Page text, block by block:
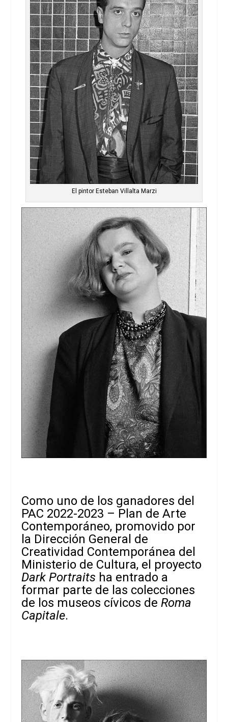
El pintor Esteban Villalta Marzi
Como uno de los ganadores del
PAC 2022-2023 – Plan de Arte
Contemporáneo, promovido por
la Dirección General de
Creatividad Contemporánea del
Ministerio de Cultura, el proyecto
Dark Portraits ha entrado a
formar parte de las colecciones
de los museos cívicos deRoma
Capitale.